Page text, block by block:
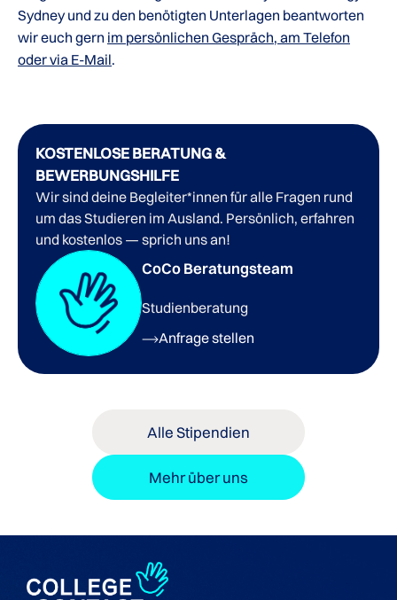
Sydney und zu den benötigten Unterlagen beantworten
wir euch gern im persönlichen Gespräch, am Telefon
oder via E-Mail.
KOSTENLOSE BERATUNG &
BEWERBUNGSHILFE
Wir sind deine Begleiter*innen für alle Fragen rund
um das Studieren im Ausland. Persönlich, erfahren
und kostenlos — sprich uns an!
CoCo Beratungsteam
Studienberatung
Anfrage stellen
Alle Stipendien
Mehr über uns